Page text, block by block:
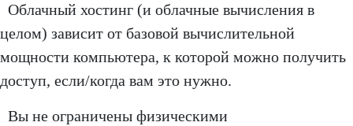
Облачный хостинг (и облачные вычисления в
целом) зависит от базовой вычислительной
мощности компьютера, к которой можно получить
доступ, если/когда вам это нужно.
Вы не ограничены физическими